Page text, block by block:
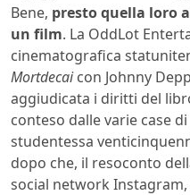
Bene, presto quella loro
un film. La OddLot
cinematografica
Mortdecaicon Johnny
aggiudicata i diritti del
conteso dalle varie case
studentessa
dopo che, il resoconto
social network